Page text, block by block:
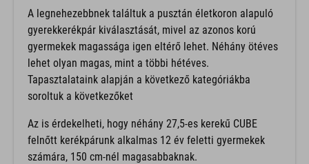
A legnehezebbnek találtuk a pusztán életkoron alapuló
gyerekkerékpár kiválasztását, mivel az azonos korú
gyermekek magassága igen eltérő lehet. Néhány ötéves
lehet olyan magas, mint a többi hétéves.
Tapasztalataink alapján a következő kategóriákba
soroltuk a következőket
Az is érdekelheti, hogy néhány 27,5-es kerekű CUBE
felnőtt kerékpárunk alkalmas 12 év feletti gyermekek
számára, 150 cm-nél magasabbaknak.